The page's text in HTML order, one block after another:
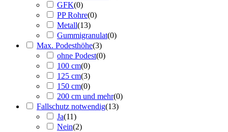
GFK(0)
PP Rohre(0)
Metall(13)
Gummigranulat(0)
Max. Podesthöhe(3)
ohne Podest(0)
100 cm(0)
125 cm(3)
150 cm(0)
200 cm und mehr(0)
Fallschutz notwendig(13)
Ja(11)
Nein(2)